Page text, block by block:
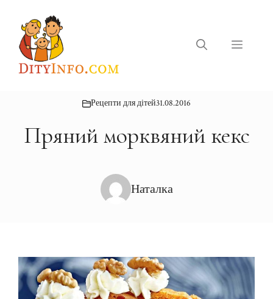
вмісту
Меню
Рецепти для дітей31.08.2016
Пряний морквяний кекс
Наталка